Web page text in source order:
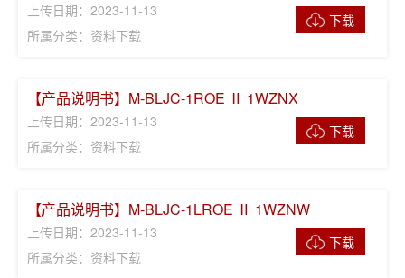
上传日期：2023-11-13
所属分类：资料下载
下载
【产品说明书】M-BLJC-1ROE Ⅱ 1WZNX
上传日期：2023-11-13
所属分类：资料下载
下载
【产品说明书】M-BLJC-1LROE Ⅱ 1WZNW
上传日期：2023-11-13
所属分类：资料下载
下载